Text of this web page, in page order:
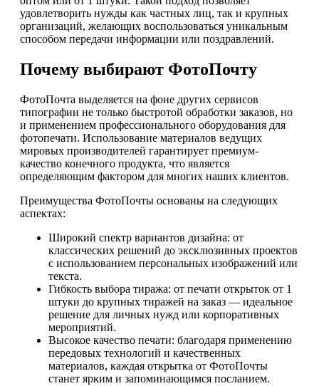
удовлетворить нужды как частных лиц, так и крупных
организаций, желающих воспользоваться уникальным
способом передачи информации или поздравлений.
Почему выбирают ФотоПочту
ФотоПочта выделяется на фоне других сервисов
типографии не только быстротой обработки заказов, но
и применением профессионального оборудования для
фотопечати. Использование материалов ведущих
мировых производителей гарантирует премиум-
качество конечного продукта, что является
определяющим фактором для многих наших клиентов.
Преимущества ФотоПочты основаны на следующих
аспектах:
Широкий спектр вариантов дизайна: от
классических решений до эксклюзивных проектов
с использованием персональных изображений или
текста.
Гибкость выбора тиража: от печати открыток от 1
штуки до крупных тиражей на заказ — идеальное
решение для личных нужд или корпоративных
мероприятий.
Высокое качество печати: благодаря применению
передовых технологий и качественных
материалов, каждая открытка от ФотоПочты
станет ярким и запоминающимся посланием.